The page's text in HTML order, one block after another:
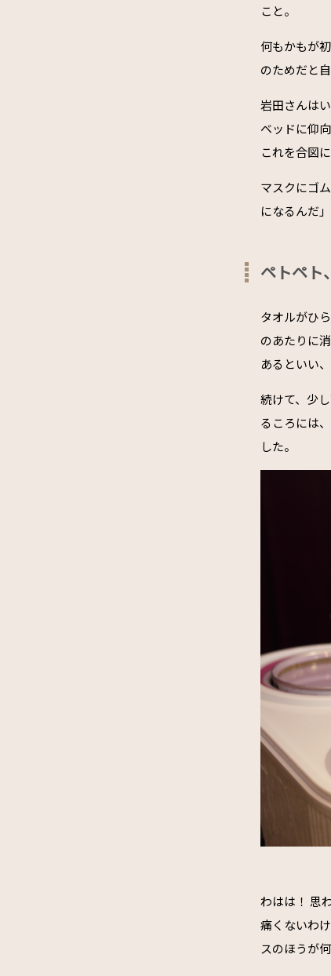
こと。
何もかもが
のためだと
岩田さんは
ベッドに仰
これを合図
マスクにゴ
になるんだ
ペトペト
タオルがひ
のあたりに
あるといい
続けて、少
るころには
した。
わはは！ 思
痛くないわ
スのほうが